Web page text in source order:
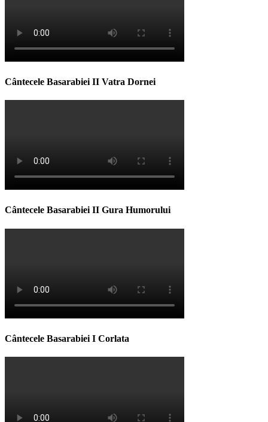
Cântecele Basarabiei II Vatra Dornei
Cântecele Basarabiei II Gura Humorului
Cântecele Basarabiei I Corlata